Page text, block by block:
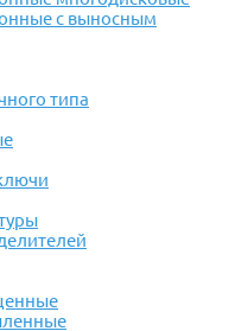
с выносным
типа